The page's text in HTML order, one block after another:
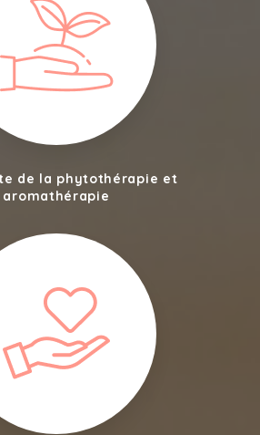
de la phytothérapie et
aromathérapie